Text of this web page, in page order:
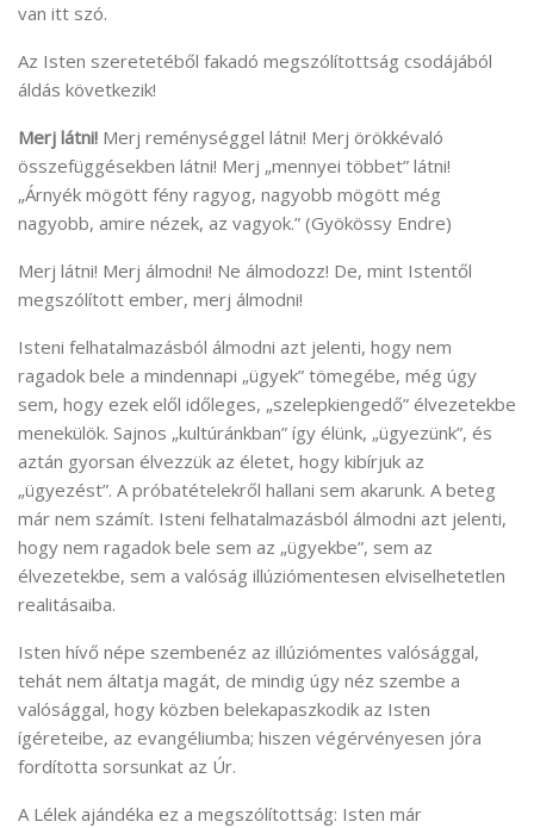
van itt szó.
Az Isten szeretetéből fakadó megszólítottság csodájából
áldás következik!
Merj látni! Merj reménységgel látni! Merj örökkévaló
összefüggésekben látni! Merj „mennyei többet” látni!
„Árnyék mögött fény ragyog, nagyobb mögött még
nagyobb, amire nézek, az vagyok.” (Gyökössy Endre)
Merj látni! Merj álmodni! Ne álmodozz! De, mint Istentől
megszólított ember, merj álmodni!
Isteni felhatalmazásból álmodni azt jelenti, hogy nem
ragadok bele a mindennapi „ügyek” tömegébe, még úgy
sem, hogy ezek elől időleges, „szelepkiengedő” élvezetekbe
menekülök. Sajnos „kultúránkban” így élünk, „ügyezünk”, és
aztán gyorsan élvezzük az életet, hogy kibírjuk az
„ügyezést”. A próbatételekről hallani sem akarunk. A beteg
már nem számít. Isteni felhatalmazásból álmodni azt jelenti,
hogy nem ragadok bele sem az „ügyekbe”, sem az
élvezetekbe, sem a valóság illúziómentesen elviselhetetlen
realitásaiba.
Isten hívő népe szembenéz az illúziómentes valósággal,
tehát nem áltatja magát, de mindig úgy néz szembe a
valósággal, hogy közben belekapaszkodik az Isten
ígéreteibe, az evangéliumba; hiszen végérvényesen jóra
fordította sorsunkat az Úr.
A Lélek ajándéka ez a megszólítottság: Isten már